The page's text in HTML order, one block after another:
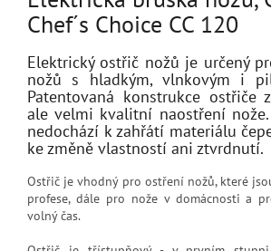
Chef´s Choice CC 120
Elektrický ostřič nožů je určený
nožů s hladkým, vlnkovým i
Patentovaná konstrukce ostřiče
ale velmi kvalitní naostření
nedochází k zahřátí materiálu
ke změně vlastností ani ztvrdnutí.
Ostřič je vhodný pro ostření nožů, které
profese, dále pro nože v domácnosti a
volný čas.